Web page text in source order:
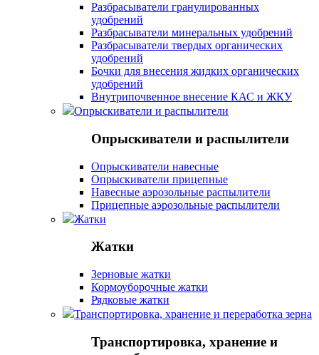
Разбрасыватели гранулированных
удобрений
Разбрасыватели минеральных удобрений
Разбрасыватели твердых органических
удобрений
Бочки для внесения жидких органических
удобрений
Внутрипочвенное внесение КАС и ЖКУ
Опрыскиватели и распылители
Опрыскиватели и распылители
Опрыскиватели навесные
Опрыскиватели прицепные
Навесные аэрозольные распылители
Прицепные аэрозольные распылители
Жатки
Жатки
Зерновые жатки
Кормоуборочные жатки
Рядковые жатки
Транспортировка, хранение и переработка зерна
Транспортировка, хранение и